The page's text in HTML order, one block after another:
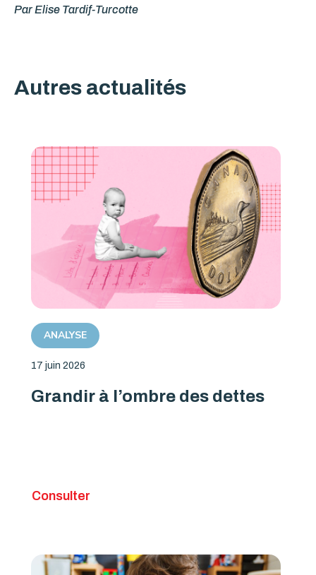
Par Elise Tardif-Turcotte
Autres actualités
ANALYSE
17 juin 2026
Grandir à l’ombre des dettes
Consulter